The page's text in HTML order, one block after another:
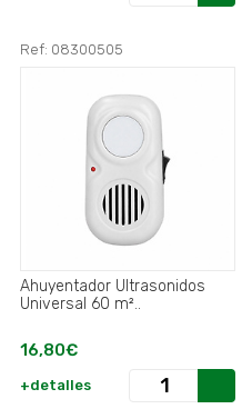
Ref: 08300505
Ahuyentador Ultrasonidos
Universal 60 m²..
16,80€
+detalles